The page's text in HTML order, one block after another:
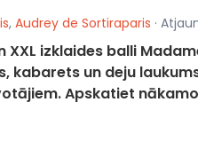
, Audrey de Sortiraparis ·
XXL izklaides balli
kabarets un deju
Apskatiet